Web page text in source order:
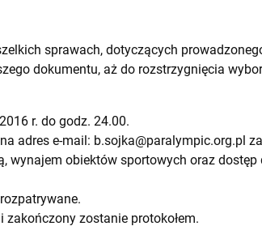
sprawach, dotyczących
dokumentu, aż do rozstrzygnięcia
r. do godz. 24.00.
adres e-mail: b.sojka@paralympic.org.pl
wynajem obiektów sportowych oraz
zostanie protokołem.